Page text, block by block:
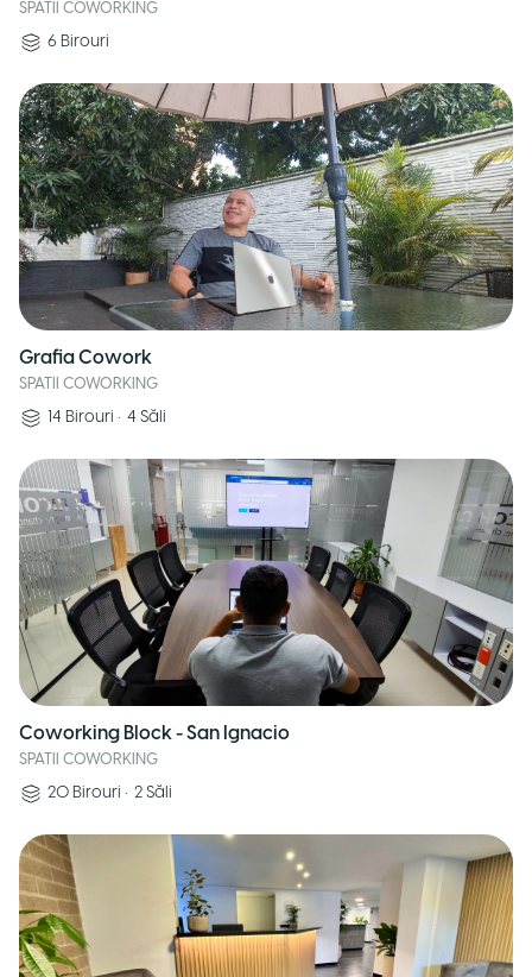
SPATII COWORKING
6 Birouri
Grafia Cowork
SPATII COWORKING
14 Birouri • 4 Săli
Coworking Block - San Ignacio
SPATII COWORKING
20 Birouri • 2 Săli